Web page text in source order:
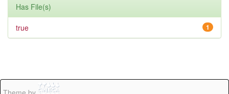
Has File(s)
1
true